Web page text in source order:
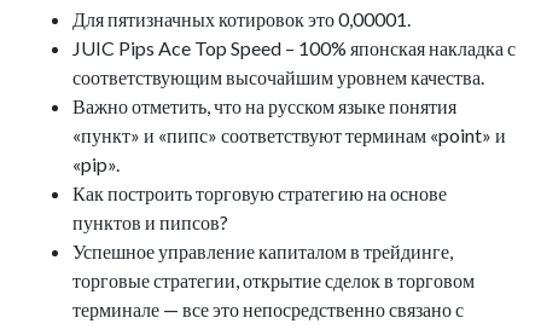
Для пятизначных котировок это 0,00001.
JUIC Pips Ace Top Speed – 100% японская накладка с
соответствующим высочайшим уровнем качества.
Важно отметить, что на русском языке понятия
«пункт» и «пипс» соответствуют терминам «point» и
«pip».
Как построить торговую стратегию на основе
пунктов и пипсов?
Успешное управление капиталом в трейдинге,
торговые стратегии, открытие сделок в торговом
терминале — все это непосредственно связано с